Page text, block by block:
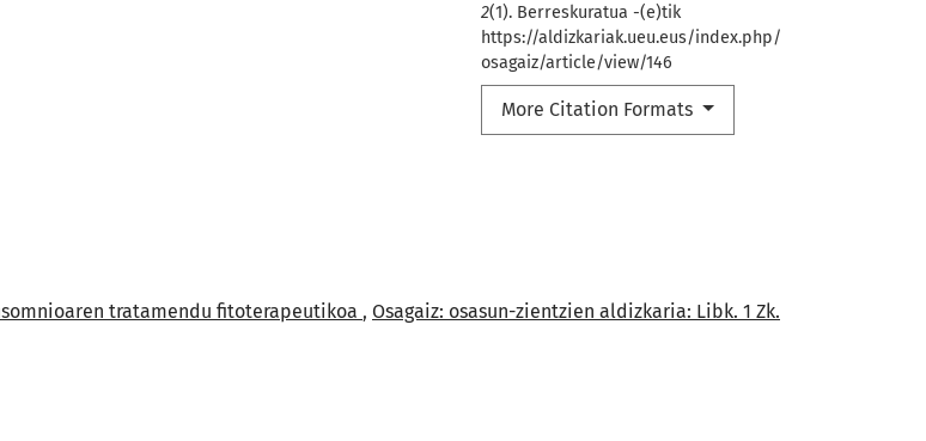
2(1). Berreskuratua -(e)tik
https://aldizkariak.ueu.eus/index.php/
osagaiz/article/view/146
More Citation Formats
tratamendu fitoterapeutikoa , Osagaiz: osasun-zientzien aldizkaria: Libk. 1 Zk.